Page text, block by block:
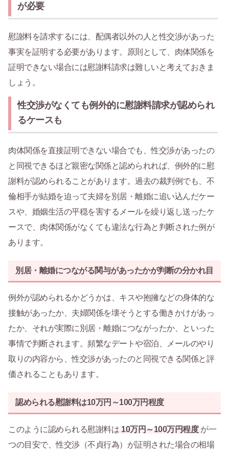
が必要
慰謝料を請求するには、配偶者以外の人と性交渉があった
事実を証明する必要があります。原則として、肉体関係を
証明できない場合には慰謝料請求は難しいと考えておきま
しょう。
性交渉がなくても例外的に慰謝料請求が認められ
るケースも
肉体関係を直接証明できない場合でも、性交渉があったの
と同視できるほど親密な関係と認められれば、例外的に慰
謝料が認められることがあります。過去の裁判例でも、不
倫相手が結婚を迫って夫婦を別居・離婚に追い込んだケー
スや、婚姻生活の平穏を害するメールを繰り返し送ったケ
ースで、肉体関係がなくても違法な行為と判断された例が
あります。
別居・離婚につながる関与があったかが判断の分かれ目
例外が認められるかどうかは、キスや抱擁などの身体的な
接触があったか、夫婦関係を壊そうとする働きかけがあっ
たか、それが実際に別居・離婚につながったか、といった
事情で判断されます。頻繁なデートや宿泊、メールのやり
取りの内容から、性交渉があったのと同視できる関係と評
価されることもあります。
認められる慰謝料は10万円～100万円程度
このように認められる慰謝料は 10万円～100万円程度 が一
つの目安で、性交渉（不貞行為）が証明された場合の相場